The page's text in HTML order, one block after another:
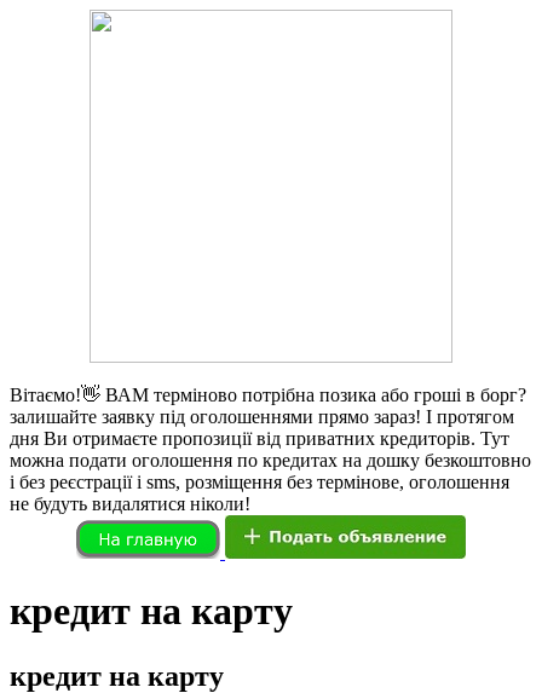
Вітаємо!👋 ВАМ терміново потрібна позика або гроші в борг?
залишайте заявку під оголошеннями прямо зараз! І протягом
дня Ви отримаєте пропозиції від приватних кредиторів. Тут
можна подати оголошення по кредитах на дошку безкоштовно
і без реєстрації і sms, розміщення без термінове, оголошення
не будуть видалятися ніколи!
кредит на карту
кредит на карту